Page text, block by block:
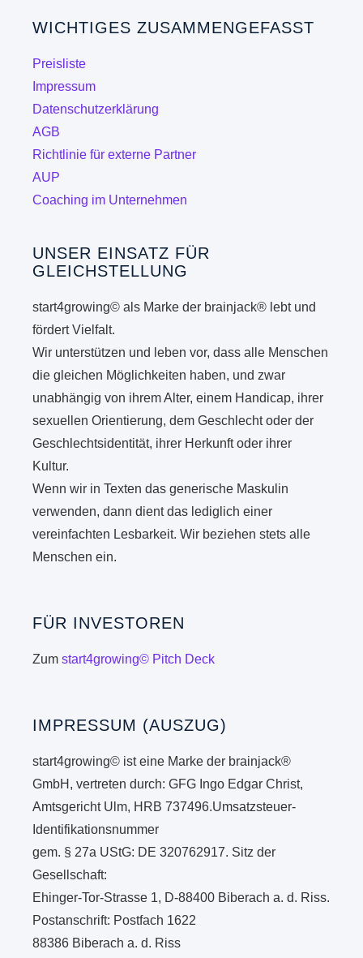
Optionen
gewählt
WICHTIGES ZUSAMMENGEFASST
Preisliste
Impressum
Datenschutzerklärung
AGB
Richtlinie für externe Partner
AUP
Coaching im Unternehmen
UNSER EINSATZ FÜR
GLEICHSTELLUNG
start4growing© als Marke der brainjack® lebt und
fördert Vielfalt.
Wir unterstützen und leben vor, dass alle Menschen
die gleichen Möglichkeiten haben, und zwar
unabhängig von ihrem Alter, einem Handicap, ihrer
sexuellen Orientierung, dem Geschlecht oder der
Geschlechtsidentität, ihrer Herkunft oder ihrer
Kultur.
Wenn wir in Texten das generische Maskulin
verwenden, dann dient das lediglich einer
vereinfachten Lesbarkeit. Wir beziehen stets alle
Menschen ein.
FÜR INVESTOREN
Zumstart4growing© Pitch Deck
IMPRESSUM (AUSZUG)
start4growing© ist eine Marke der brainjack®
GmbH, vertreten durch: GFG Ingo Edgar Christ,
Amtsgericht Ulm, HRB 737496.Umsatzsteuer-
Identifikationsnummer
gem. § 27a UStG: DE 320762917. Sitz der
Gesellschaft:
Ehinger-Tor-Strasse 1, D-88400 Biberach a. d. Riss.
Postanschrift: Postfach 1622
88386 Biberach a. d. Riss